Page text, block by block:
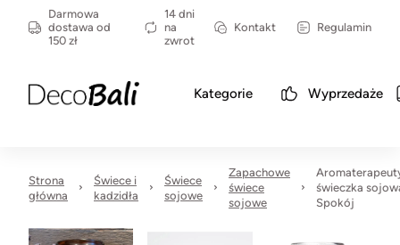
Darmowa
dostawa od
150 zł
14 dni
na
zwrot
Kontakt Regulamin
Kategorie Wyprzedaże
Strona
główna
Świece i
kadzidła
Świece
sojowe
Zapachowe
świece
sojowe
świeczka
Spokój